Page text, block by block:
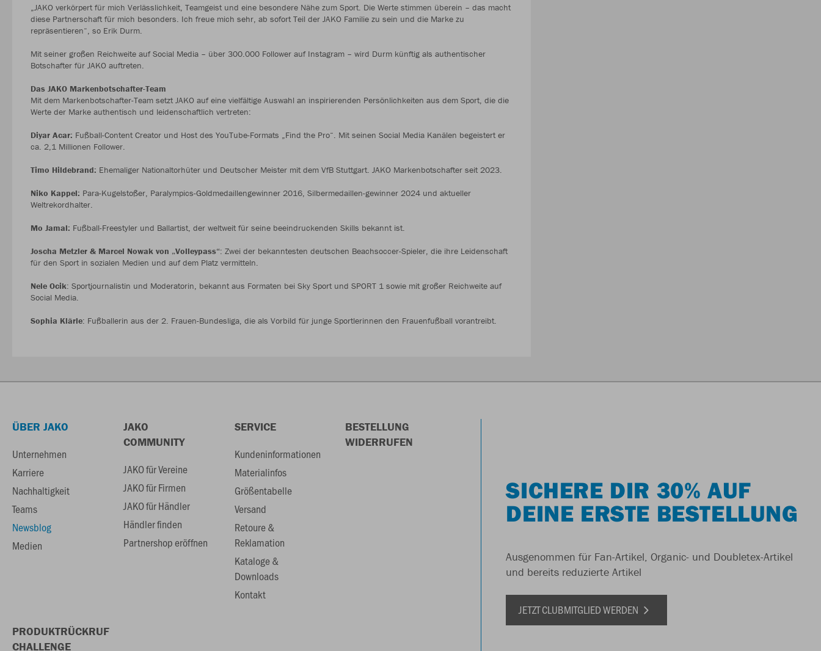
„JAKO verkörpert für mich Verlässlichkeit, Teamgeist und eine besondere Nähe zum Sport. Die Werte stimmen überein – das macht
diese Partnerschaft für mich besonders. Ich freue mich sehr, ab sofort Teil der JAKO Familie zu sein und die Marke zu
repräsentieren“, so Erik Durm.
Mit seiner großen Reichweite auf Social Media – über 300.000 Follower auf Instagram – wird Durm künftig als authentischer
Botschafter für JAKO auftreten.
Das JAKO Markenbotschafter-Team
Mit dem Markenbotschafter-Team setzt JAKO auf eine vielfältige Auswahl an inspirierenden Persönlichkeiten aus dem Sport, die die
Werte der Marke authentisch und leidenschaftlich vertreten:
Diyar Acar: Fußball-Content Creator und Host des YouTube-Formats „Find the Pro“. Mit seinen Social Media Kanälen begeistert er
ca. 2,1 Millionen Follower.
Timo Hildebrand: Ehemaliger Nationaltorhüter und Deutscher Meister mit dem VfB Stuttgart. JAKO Markenbotschafter seit 2023.
Niko Kappel: Para-Kugelstoßer, Paralympics-Goldmedaillengewinner 2016, Silbermedaillen-gewinner 2024 und aktueller
Weltrekordhalter.
Mo Jamal: Fußball-Freestyler und Ballartist, der weltweit für seine beeindruckenden Skills bekannt ist.
Joscha Metzler & Marcel Nowak von „Volleypass“: Zwei der bekanntesten deutschen Beachsoccer-Spieler, die ihre Leidenschaft
für den Sport in sozialen Medien und auf dem Platz vermitteln.
Nele Ocik: Sportjournalistin und Moderatorin, bekannt aus Formaten bei Sky Sport und SPORT 1 sowie mit großer Reichweite auf
Social Media.
Sophia Klärle: Fußballerin aus der 2. Frauen-Bundesliga, die als Vorbild für junge Sportlerinnen den Frauenfußball vorantreibt.
ÜBER JAKO
Unternehmen
Karriere
Nachhaltigkeit
Teams
Newsblog
Medien
JAKO
COMMUNITY
JAKO für Vereine
JAKO für Firmen
JAKO für Händler
Händler finden
Partnershop eröffnen
SERVICE
Kundeninformationen
Materialinfos
Größentabelle
Versand
Retoure &
Reklamation
Kataloge &
Downloads
Kontakt
BESTELLUNG
WIDERRUFEN
PRODUKTRÜCKRUF
CHALLENGE
SICHERE DIR 30% AUF
DEINE ERSTE BESTELLUNG
Ausgenommen für Fan-Artikel, Organic- und Doubletex-Artikel
und bereits reduzierte Artikel
JETZT CLUBMITGLIED WERDEN